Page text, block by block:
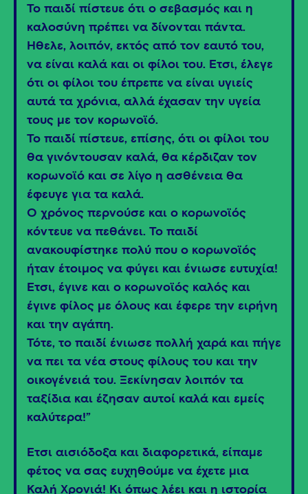
Το παιδί πίστευε ότι ο σεβασμός και η
καλοσύνη πρέπει να δίνονται πάντα.
Ήθελε, λοιπόν, εκτός από τον εαυτό του,
να είναι καλά και οι φίλοι του. Έτσι, έλεγε
ότι οι φίλοι του έπρεπε να είναι υγιείς
αυτά τα χρόνια, αλλά έχασαν την υγεία
τους με τον κορωνοϊό.
Το παιδί πίστευε, επίσης, ότι οι φίλοι του
θα γινόντουσαν καλά, θα κέρδιζαν τον
κορωνοϊό και σε λίγο η ασθένεια θα
έφευγε για τα καλά.
Ο χρόνος περνούσε και ο κορωνοϊός
κόντευε να πεθάνει. Το παιδί
ανακουφίστηκε πολύ που ο κορωνοϊός
ήταν έτοιμος να φύγει και ένιωσε ευτυχία!
Έτσι, έγινε και ο κορωνοϊός καλός και
έγινε φίλος με όλους και έφερε την ειρήνη
και την αγάπη.
Τότε, το παιδί ένιωσε πολλή χαρά και πήγε
να πει τα νέα στους φίλους του και την
οικογένειά του. Ξεκίνησαν λοιπόν τα
ταξίδια και έζησαν αυτοί καλά και εμείς
καλύτερα!”
Έτσι αισιόδοξα και διαφορετικά, είπαμε
φέτος να σας ευχηθούμε να έχετε μια
Καλή Χρονιά! Κι όπως λέει και η ιστορία